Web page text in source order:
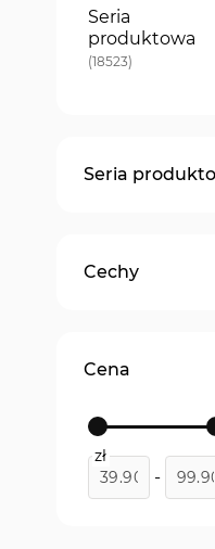
Seria
produktowa
18523
produkty
Cechy
Cena
zł
-